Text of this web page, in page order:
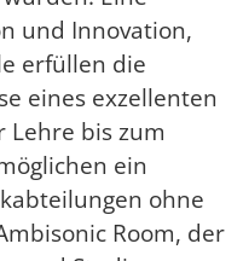
und Innovation,
erfüllen die
eines exzellenten
Lehre bis zum
ein
ohne
Room, der